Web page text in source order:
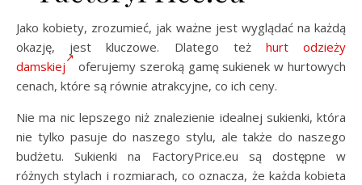
Jako kobiety, zrozumieć, jak ważne jest wyglądać na każdą
okazję, jest kluczowe. Dlatego też hurt odzieży
damskiej
oferujemy szeroką gamę sukienek w hurtowych
cenach, które są równie atrakcyjne, co ich ceny.
Nie ma nic lepszego niż znalezienie idealnej sukienki, która
nie tylko pasuje do naszego stylu, ale także do naszego
budżetu. Sukienki na FactoryPrice.eu są dostępne w
różnych stylach i rozmiarach, co oznacza, że każda kobieta